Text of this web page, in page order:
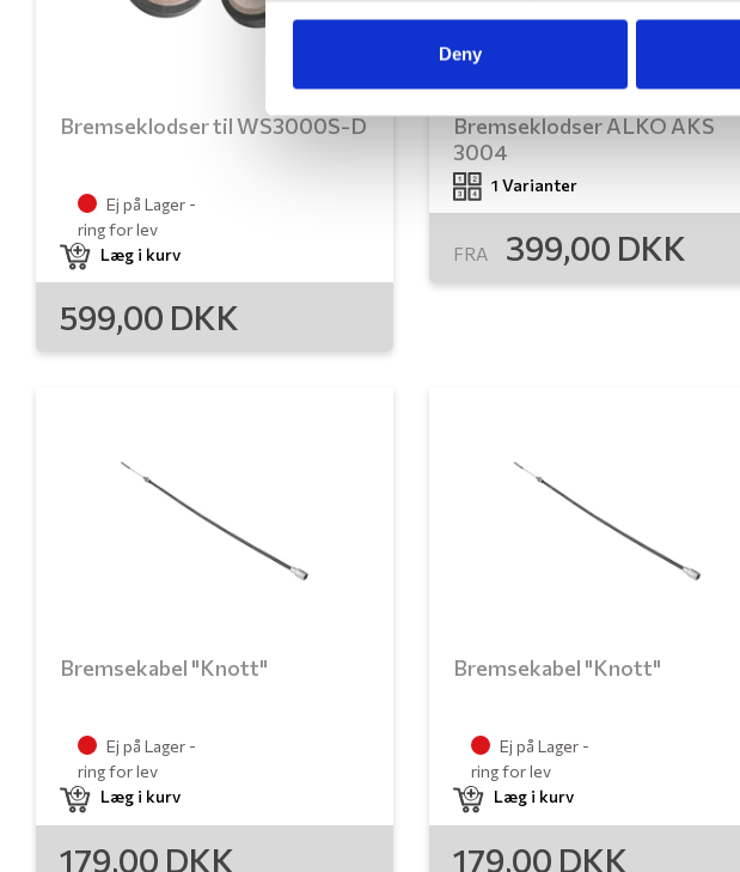
Deny
Bremseklodser til WS3000S-D
Ej på Lager -
ring for lev
Læg i kurv
599,00 DKK
Bremseklodser ALKO AKS
3004
1 Varianter
FRA 399,00 DKK
Bremsekabel "Knott"
Ej på Lager -
ring for lev
Læg i kurv
179,00 DKK
Bremsekabel "Knott"
Ej på Lager -
ring for lev
Læg i kurv
179,00 DKK